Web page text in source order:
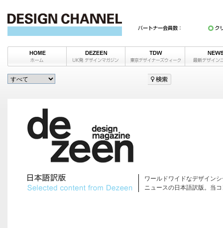
ワールドワイドなデザイン
ニュースの日本語訳版。当